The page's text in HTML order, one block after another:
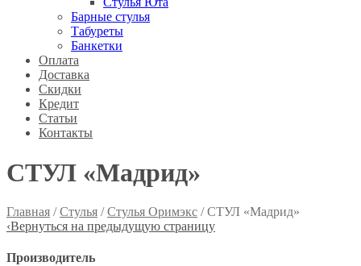
Барные стулья
Табуреты
Банкетки
Оплата
Доставка
Скидки
Кредит
Статьи
Контакты
СТУЛ «Мадрид»
Главная /Стулья /Стулья Оримэкс / СТУЛ «Мадрид»
‹Вернуться на предыдущую страницу
Производитель